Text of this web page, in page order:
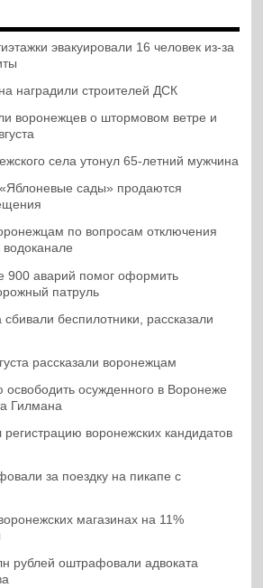
эвакуировали 16 человек из-за
наградили строителей ДСК
воронежцев о штормовом ветре и
села утонул 65-летний мужчина
сады» продаются
по вопросам отключения
900 аварий помог оформить
патруль
сбивали беспилотники, рассказали
рассказали воронежцам
осужденного в Воронеже
Гилмана
воронежских кандидатов
за поездку на пикапе с
магазинах на 11%
рублей оштрафовали адвоката